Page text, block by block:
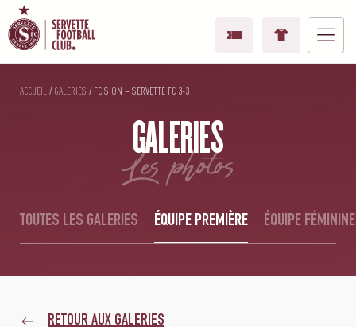
ACCUEIL /GALERIES /FC SION – SERVETTE FC 3-3
GALERIES
les photos
TOUTES LES GALERIES ÉQUIPE PREMIÈRE ÉQUIPE FÉMININE
RETOUR AUX GALERIES